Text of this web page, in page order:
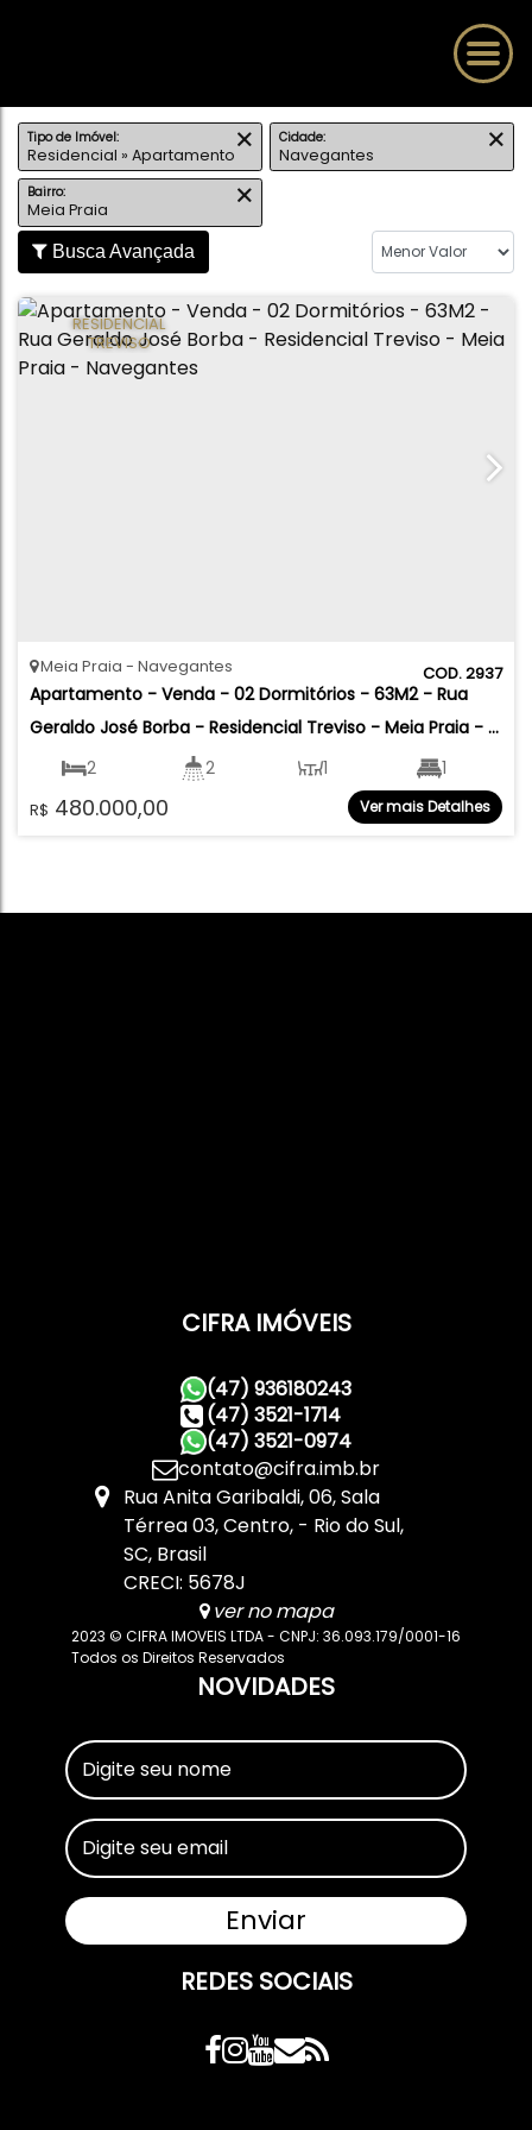
Tipo de Imóvel:
Residencial » Apartamento
Cidade:
Navegantes
Bairro:
Meia Praia
Busca Avançada
RESIDENCIAL
TREVISO
2937
Apartamento - Venda - 02 Dormitórios - 63M2 - Rua
Geraldo José Borba - Residencial Treviso - Meia Praia -
Navegantes
R$ 480.000,00
Meia Praia Navegantes
2 2 1 1
1 Ver mais Detalhes
CIFRA IMÓVEIS
(47) 936180243
(47) 3521-1714
(47) 3521-0974
contato@cifra.imb.br
Rua Anita Garibaldi,06,Sala
Térrea 03,Centro, Rio do Sul,
SC, Brasil
CRECI: 5678J
ver no mapa
2023 © CIFRA IMOVEIS LTDA - CNPJ: 36.093.179/0001-16
Todos os Direitos Reservados
NOVIDADES
REDES SOCIAIS